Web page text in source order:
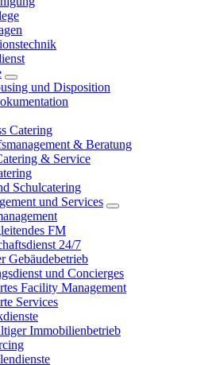
und Disposition
Catering
& Beratung
& Service
Schulcatering
und Services
FM
24/7
Gebäudebetrieb
und Concierges
Facility Management
Services
Immobilienbetrieb